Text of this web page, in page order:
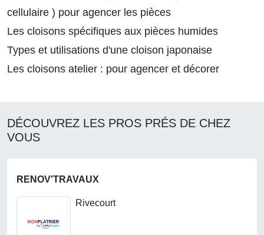
cellulaire ) pour agencer les pièces
Les cloisons spécifiques aux pièces humides
Types et utilisations d'une cloison japonaise
Les cloisons atelier : pour agencer et décorer
DÉCOUVREZ LES PROS PRÉS DE CHEZ
VOUS
RENOV'TRAVAUX
Rivecourt